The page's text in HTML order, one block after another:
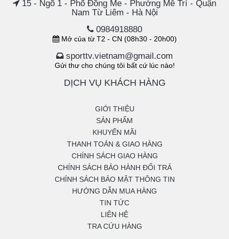
15 - Ngõ 1 - Phố Đồng Me - Phường Mễ Trì - Quận
Nam Từ Liêm - Hà Nội
0984918880
Mở của từ T2 - CN (08h30 - 20h00)
sporttv.vietnam@gmail.com
Gửi thư cho chúng tôi bất cứ lúc nào!
DỊCH VỤ KHÁCH HÀNG
GIỚI THIỆU
SẢN PHẨM
KHUYẾN MÃI
THANH TOÁN & GIAO HÀNG
CHÍNH SÁCH GIAO HÀNG
CHÍNH SÁCH BẢO HÀNH ĐỔI TRẢ
CHÍNH SÁCH BẢO MẬT THÔNG TIN
HƯỚNG DẪN MUA HÀNG
TIN TỨC
LIÊN HỆ
TRA CỨU HÀNG